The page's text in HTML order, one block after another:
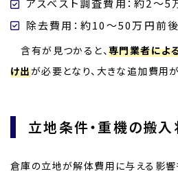
アスベスト調査費用：約2〜5
除去費用：約10〜50万円前後
含有が見つかると、専門業者によ
け出が必要となり、大きな追加費用
立地条件・重機の搬入
倉庫の立地が解体費用に与える影響